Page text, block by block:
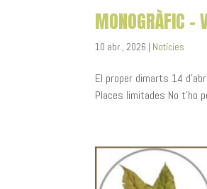
MONOGRÀFIC –
10 abr., 2026 | Notícies
El proper dimarts 14
Places limitades No